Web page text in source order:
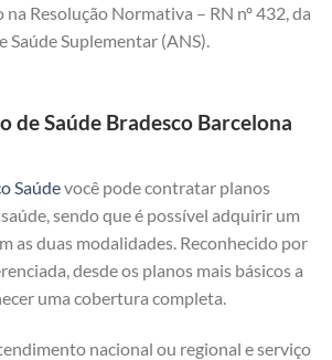
Resolução Normativa – RN nº 432, da
Saúde Suplementar (ANS).
de Saúde Bradesco Barcelona
Saúdevocê pode contratar planos
sendo que é possível adquirir um
as duas modalidades. Reconhecido por
desde os planos mais básicos a
uma cobertura completa.
nacional ou regional e serviço